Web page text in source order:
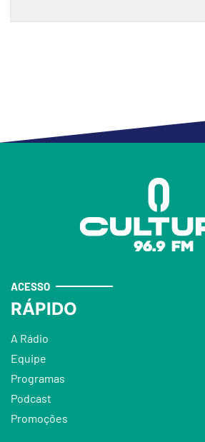
ACESSO
RÁPIDO
A Rádio
Equipe
Programas
Podcast
Promoções